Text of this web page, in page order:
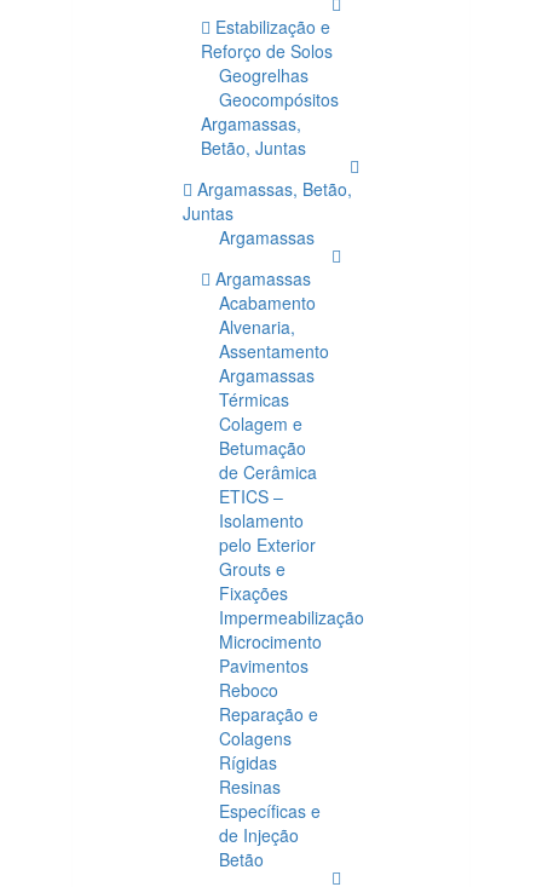
Estabilização e
Reforço de Solos
Geogrelhas
Geocompósitos
Argamassas,
Betão, Juntas
Argamassas, Betão,
Juntas
Argamassas
Argamassas
Acabamento
Alvenaria,
Assentamento
Argamassas
Térmicas
Colagem e
Betumação
de Cerâmica
ETICS –
Isolamento
pelo Exterior
Grouts e
Fixações
Impermeabilização
Microcimento
Pavimentos
Reboco
Reparação e
Colagens
Rígidas
Resinas
Específicas e
de Injeção
Betão